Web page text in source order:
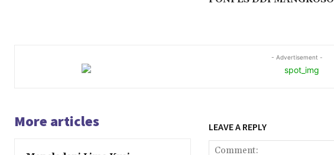
- Advertisement -
More articles LEAVE A REPLY